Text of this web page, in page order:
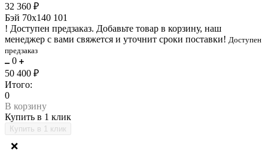
32 360 ₽
Бэй 70х140 101
! Доступен предзаказ. Добавьте товар в корзину, наш
менеджер с вами свяжется и уточнит сроки поставки! Доступен
предзаказ
0
50 400 ₽
Итого:
0
В корзину
Купить в 1 клик
❌